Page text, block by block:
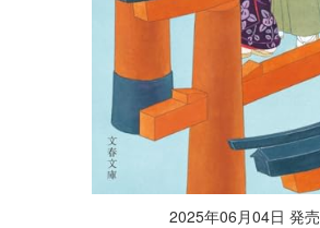
2025年06月04日 発売